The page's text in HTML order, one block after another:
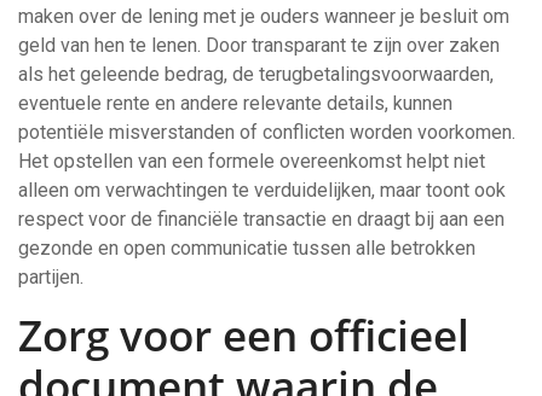
maken over de lening met je ouders wanneer je besluit om
geld van hen te lenen. Door transparant te zijn over zaken
als het geleende bedrag, de terugbetalingsvoorwaarden,
eventuele rente en andere relevante details, kunnen
potentiële misverstanden of conflicten worden voorkomen.
Het opstellen van een formele overeenkomst helpt niet
alleen om verwachtingen te verduidelijken, maar toont ook
respect voor de financiële transactie en draagt bij aan een
gezonde en open communicatie tussen alle betrokken
partijen.
Zorg voor een officieel